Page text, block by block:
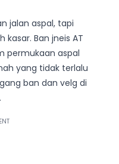
jalan aspal, tapi
Ban jneis AT
permukaan aspal
yang tidak terlalu
ban dan velg di